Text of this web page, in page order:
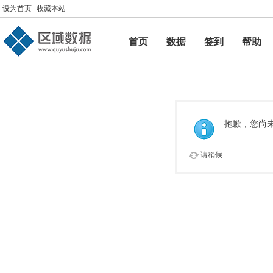
设为首页 收藏本站
首页 数据 签到
帮助
帮助
抱歉，您尚
请稍候...